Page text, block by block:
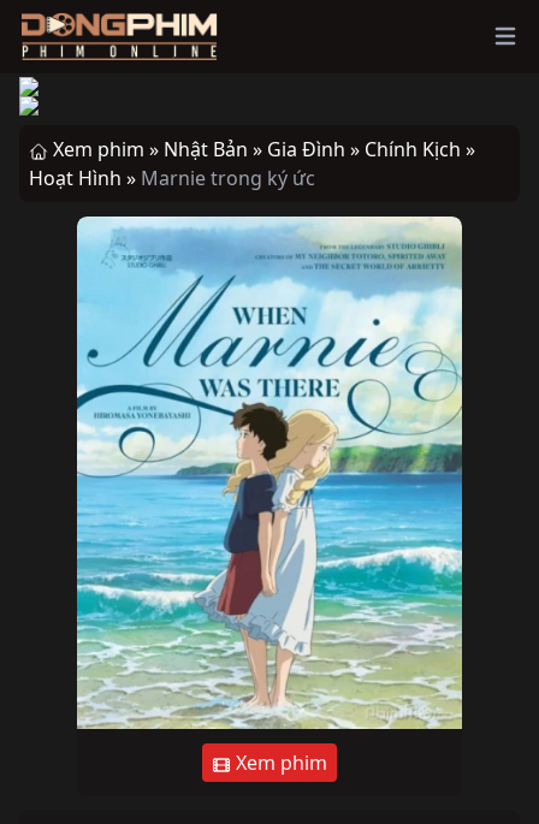
Xem phim » Nhật Bản » Gia Đình » Chính Kịch »
Hoạt Hình » Marnie trong ký ức
Xem phim